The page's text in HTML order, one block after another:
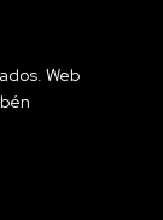
Web